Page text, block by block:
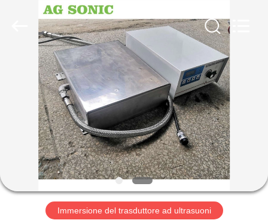
CASA
PRODOTTI
MOSTRA
CIRCA
Immersione del trasduttore ad ultrasuoni